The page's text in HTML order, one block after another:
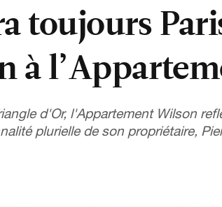
toujours
à
d'Or, l'Appartement Wilson
plurielle de son propriétaire,